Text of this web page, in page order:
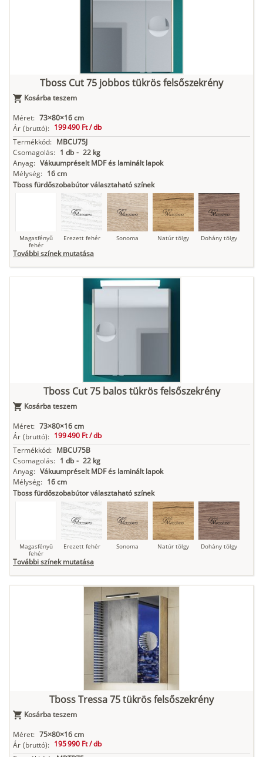
Antracit Matt fekete
Tboss Cut 75 jobbos tükrös felsőszekrény
Kosárba teszem
Méret: 73×80×16 cm
Ár (bruttó): 199 490 Ft /db
Termékkód: MBCU75J
Csomagolás: 1 db - 22 kg
Anyag: Vákuumpréselt MDF és laminált lapok
Mélység: 16 cm
Tboss fürdőszobabútor választaható színek
Magasfényű
fehér
Erezett fehér Sonoma Natúr tölgy Dohány tölgy
Antracit Matt fekete
További színek mutatása
Tboss Cut 75 balos tükrös felsőszekrény
Kosárba teszem
Méret: 73×80×16 cm
Ár (bruttó): 199 490 Ft /db
Termékkód: MBCU75B
Csomagolás: 1 db - 22 kg
Anyag: Vákuumpréselt MDF és laminált lapok
Mélység: 16 cm
Tboss fürdőszobabútor választaható színek
Magasfényű
fehér
Erezett fehér Sonoma Natúr tölgy Dohány tölgy
Loft beton
Szupermatt
fehér
Kőszürke Nádzöld Füstös zöld
Antracit Matt fekete
További színek mutatása
Tboss Tressa 75 tükrös felsőszekrény
Kosárba teszem
Méret: 75×80×16 cm
Ár (bruttó): 195 990 Ft /db